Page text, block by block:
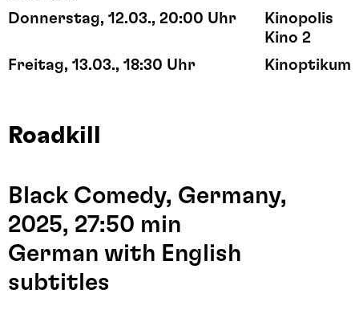
Donnerstag, 12.03., 20:00 Uhr
Kinopolis
Kino 2
Freitag, 13.03., 18:30 Uhr
Kinoptikum
Roadkill
Black Comedy, Germany,
2025, 27:50 min
German with English
subtitles